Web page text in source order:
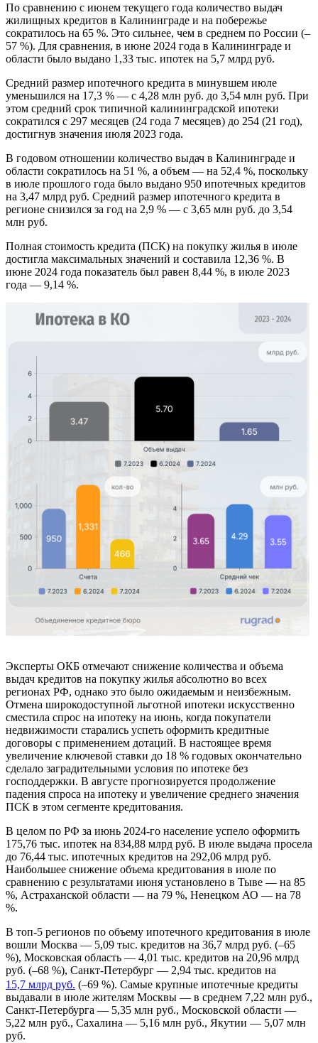
По сравнению с июнем текущего года количество выдач
жилищных кредитов в Калининграде и на побережье
сократилось на 65 %. Это сильнее, чем в среднем по России (–
57 %). Для сравнения, в июне 2024 года в Калининграде и
области было выдано 1,33 тыс. ипотек на 5,7 млрд руб.
Средний размер ипотечного кредита в минувшем июле
уменьшился на 17,3 % — с 4,28 млн руб. до 3,54 млн руб. При
этом средний срок типичной калининградской ипотеки
сократился с 297 месяцев (24 года 7 месяцев) до 254 (21 год),
достигнув значения июля 2023 года.
В годовом отношении количество выдач в Калининграде и
области сократилось на 51 %, а объем — на 52,4 %, поскольку
в июле прошлого года было выдано 950 ипотечных кредитов
на 3,47 млрд руб. Средний размер ипотечного кредита в
регионе снизился за год на 2,9 % — с 3,65 млн руб. до 3,54
млн руб.
Полная стоимость кредита (ПСК) на покупку жилья в июле
достигла максимальных значений и составила 12,36 %. В
июне 2024 года показатель был равен 8,44 %, в июле 2023
года — 9,14 %.
Эксперты ОКБ отмечают снижение количества и объема
выдач кредитов на покупку жилья абсолютно во всех
регионах РФ, однако это было ожидаемым и неизбежным.
Отмена широкодоступной льготной ипотеки искусственно
сместила спрос на ипотеку на июнь, когда покупатели
недвижимости старались успеть оформить кредитные
договоры с применением дотаций. В настоящее время
увеличение ключевой ставки до 18 % годовых окончательно
сделало заградительными условия по ипотеке без
господдержки. В августе прогнозируется продолжение
падения спроса на ипотеку и увеличение среднего значения
ПСК в этом сегменте кредитования.
В целом по РФ за июнь 2024-го население успело оформить
175,76 тыс. ипотек на 834,88 млрд руб. В июле выдача просела
до 76,44 тыс. ипотечных кредитов на 292,06 млрд руб.
Наибольшее снижение объема кредитования в июле по
сравнению с результатами июня установлено в Тыве — на 85
%, Астраханской области — на 79 %, Ненецком АО — на 78
%.
В топ-5 регионов по объему ипотечного кредитования в июле
вошли Москва — 5,09 тыс. кредитов на 36,7 млрд руб. (–65
%), Московская область — 4,01 тыс. кредитов на 20,96 млрд
руб. (–68 %), Санкт-Петербург — 2,94 тыс. кредитов на
15,7 млрд руб. (–69 %). Самые крупные ипотечные кредиты
выдавали в июле жителям Москвы — в среднем 7,22 млн руб.,
Санкт-Петербурга — 5,35 млн руб., Московской области —
5,22 млн руб., Сахалина — 5,16 млн руб., Якутии — 5,07 млн
руб.